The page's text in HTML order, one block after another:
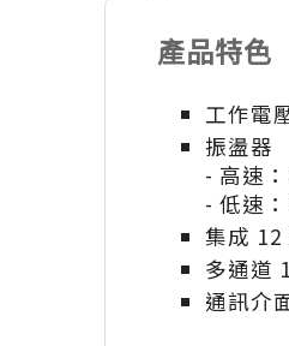
產品特色
工作電
振盪器
- 高速
- 低速
集成 12
多通道
通訊介